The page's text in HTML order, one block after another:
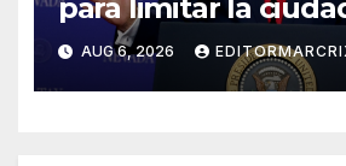
para limitar la
nacimiento en
Unidos
AUG 6, 2026